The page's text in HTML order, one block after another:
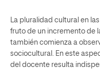
La pluralidad cultural en
fruto de un incremento de
también comienza a
sociocultural. En este
del docente resulta